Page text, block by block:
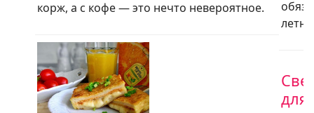
корж, а с кофе — это нечто невероятное.
для